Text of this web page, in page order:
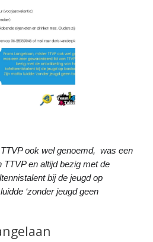
ook wel genoemd, was een
TTVP en altijd bezig met de
bij de jeugd op
‘zonder jeugd geen